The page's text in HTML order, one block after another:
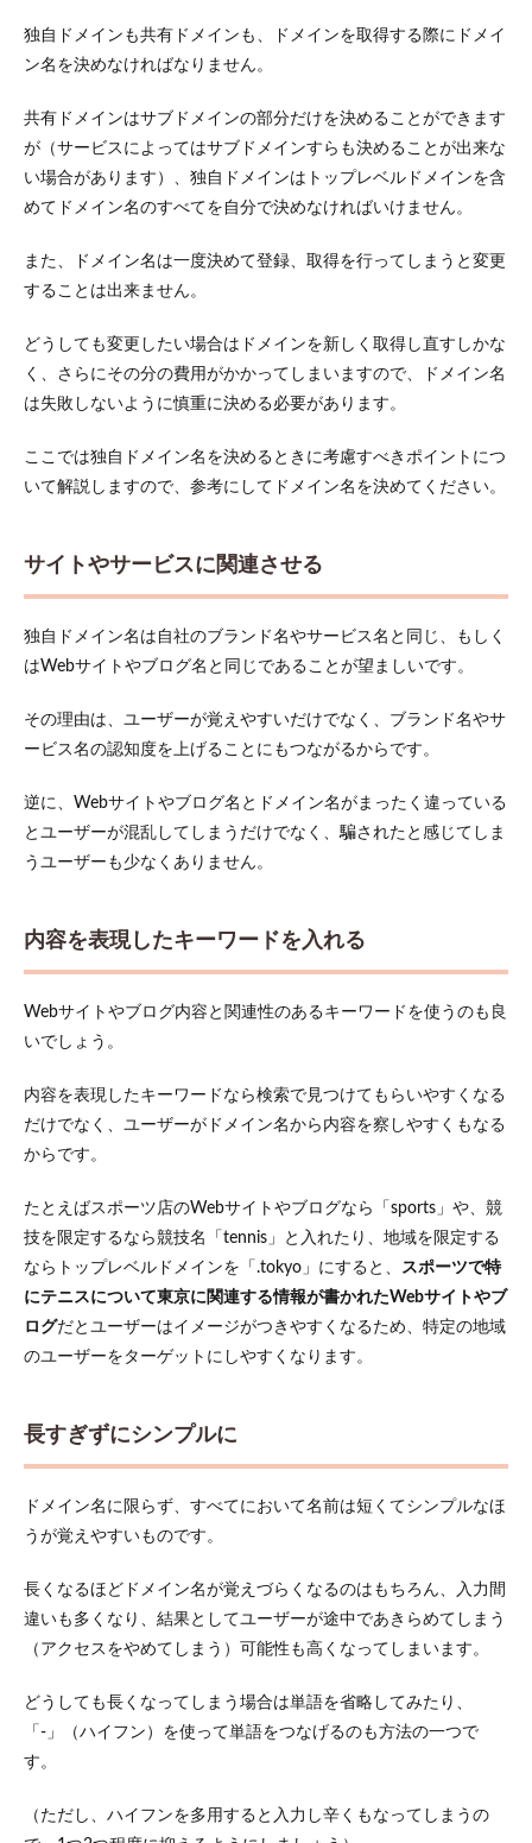
るか
4
イン
サー
ビス
介
4.1
ムー
イン
4.2
2.ロリ
プ！
レン
タル
のド
メイ
ン同
得サ
ービ
5
取得
イン
を使
1.まず
リポ
の管
理画
ログ
イン
2.画面
にあ
る
自ド
メイ
ン設
定』
ボタ
ック
5.3
ムサ
ーバ
設定
まと
独自ドメインも共有ドメインも、ドメインを取得する際にドメイ
ン名を決めなければなりません。
共有ドメインはサブドメインの部分だけを決めることができます
が（サービスによってはサブドメインすらも決めることが出来な
い場合があります）、独自ドメインはトップレベルドメインを含
めてドメイン名のすべてを自分で決めなければいけません。
また、ドメイン名は一度決めて登録、取得を行ってしまうと変更
することは出来ません。
どうしても変更したい場合はドメインを新しく取得し直すしかな
く、さらにその分の費用がかかってしまいますので、ドメイン名
は失敗しないように慎重に決める必要があります。
ここでは独自ドメイン名を決めるときに考慮すべきポイントにつ
いて解説しますので、参考にしてドメイン名を決めてください。
サイトやサービスに関連させる
独自ドメイン名は自社のブランド名やサービス名と同じ、もしく
はWebサイトやブログ名と同じであることが望ましいです。
その理由は、ユーザーが覚えやすいだけでなく、ブランド名やサ
ービス名の認知度を上げることにもつながるからです。
逆に、Webサイトやブログ名とドメイン名がまったく違っている
とユーザーが混乱してしまうだけでなく、騙されたと感じてしま
うユーザーも少なくありません。
内容を表現したキーワードを入れる
Webサイトやブログ内容と関連性のあるキーワードを使うのも良
いでしょう。
内容を表現したキーワードなら検索で見つけてもらいやすくなる
だけでなく、ユーザーがドメイン名から内容を察しやすくもなる
からです。
たとえばスポーツ店のWebサイトやブログなら「sports」や、競
技を限定するなら競技名「tennis」と入れたり、地域を限定する
ならトップレベルドメインを「.tokyo」にすると、
スポーツで特
にテニスについて東京に関連する情報が書かれたWebサイトやブ
ログだとユーザーはイメージがつきやすくなるため、特定の地域
のユーザーをターゲットにしやすくなります。
長すぎずにシンプルに
ドメイン名に限らず、すべてにおいて名前は短くてシンプルなほ
うが覚えやすいものです。
長くなるほどドメイン名が覚えづらくなるのはもちろん、入力間
違いも多くなり、結果としてユーザーが途中であきらめてしまう
（アクセスをやめてしまう）可能性も高くなってしまいます。
どうしても長くなってしまう場合は単語を省略してみたり、
「-」（ハイフン）を使って単語をつなげるのも方法の一つで
す。
（ただし、ハイフンを多用すると入力し辛くもなってしまうの